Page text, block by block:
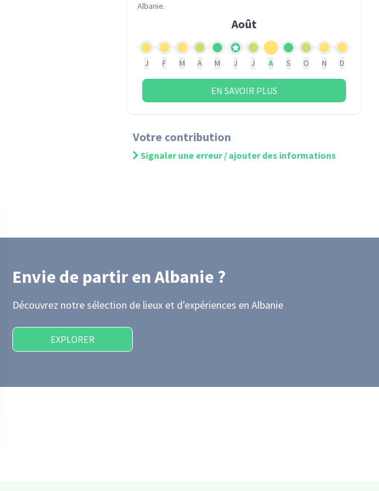
Albanie.
Août
J F M A M J J A S O N D
EN SAVOIR PLUS
Votre contribution
Signaler une erreur / ajouter des informations
Envie de partiren Albanie ?
Découvrez notre sélection de lieux et d'expériences en Albanie
EXPLORER